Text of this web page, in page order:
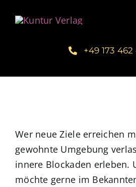
Inhalt
+49 173
Wer neue Ziele erreichen
gewohnte Umgebung
innere Blockaden erleben.
möchte gerne im